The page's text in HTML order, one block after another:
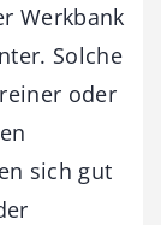
Werkbank
Solche
oder
sich gut